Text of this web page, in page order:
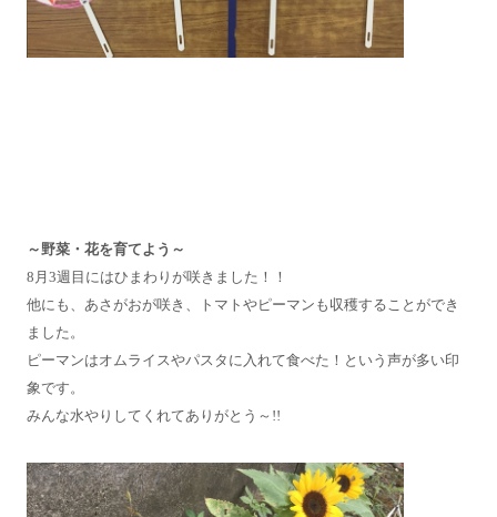
～野菜・花を育てよう～
8月3週目にはひまわりが咲きました！！
他にも、あさがおが咲き、トマトやピーマンも収穫することができ
ました。
ピーマンはオムライスやパスタに入れて食べた！という声が多い印
象です。
みんな水やりしてくれてありがとう～!!